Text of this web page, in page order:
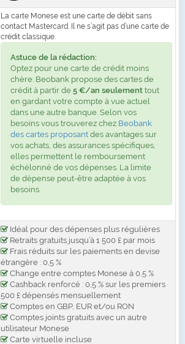
La carte Monese est une carte de débit sans
contact Mastercard. Il ne s’agit pas d’une carte de
crédit classique.
Astuce de la rédaction:
Optez pour une carte de crédit moins
chère: Beobank propose des cartes de
crédit à partir de 5 €/an seulement tout
en gardant votre compte à vue actuel
dans une autre banque. Selon vos
besoins vous trouverez chez Beobank
des cartes proposant des avantages sur
vos achats, des assurances spécifiques,
elles permettent le remboursement
échélonné de vos dépenses. La limite
de dépense peut-être adaptée à vos
besoins.
Idéal pour des dépenses plus régulières
Retraits gratuits jusqu’à 1 500 £ par mois
Frais réduits sur les paiements en devise
étrangère : 0,5 %
Change entre comptes Monese à 0,5 %
Cashback renforcé : 0,5 % sur les premiers
500 £ dépensés mensuellement
Comptes en GBP, EUR et/ou RON
Comptes joints gratuits avec un autre
utilisateur Monese
Carte virtuelle incluse